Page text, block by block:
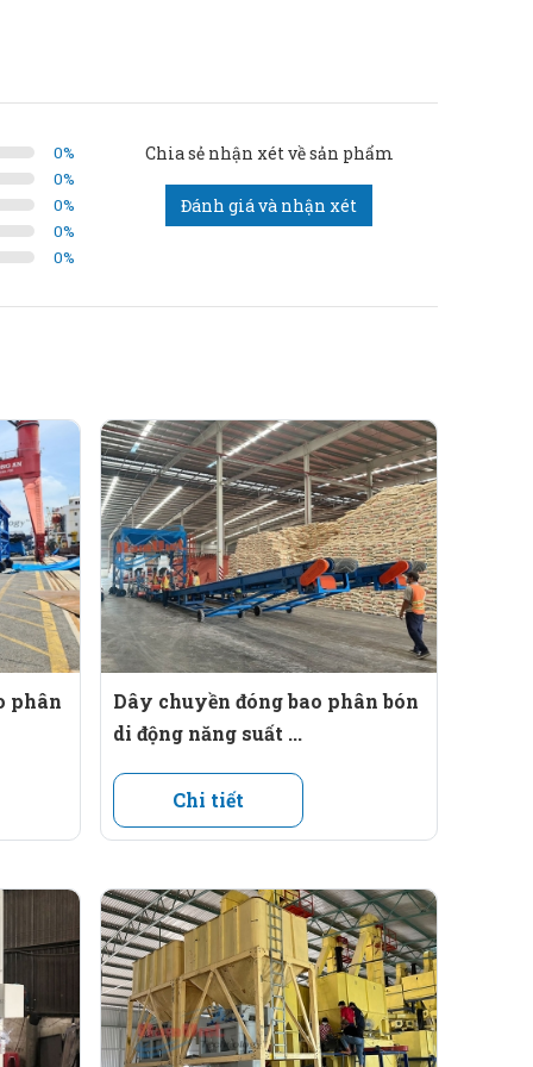
công nghiệp...).
gấp mép và may miệng bao, kiểm soát tốt
mô nhỏ đến lớn.
0%
0%
0%
0%
0%
Chia sẻ nhận xét về sản phẩm
Đánh giá và nhận xét
phân
Dây chuyền đóng bao phân bón
di động năng suất ...
Chi tiết